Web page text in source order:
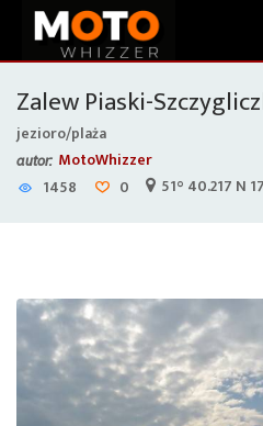
Zalew Piaski-
jezioro/plaża
autor: MotoWhizzer
1458
0 51° 40.217 N